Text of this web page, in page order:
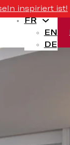
inspiriert ist!
FR
EN
DE